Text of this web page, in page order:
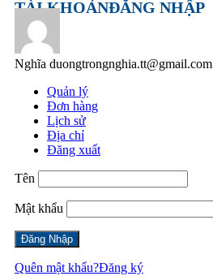
TÀI KHOẢNĐĂNG NHẬP
Nghĩa duongtrongnghia.tt@gmail.com
Quản lý
Đơn hàng
Lịch sử
Địa chỉ
Đăng xuất
Tên
Mật khẩu
Quên mật khẩu?Đăng ký